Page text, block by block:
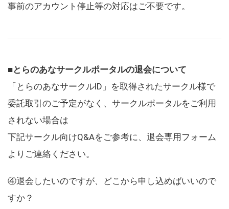
事前のアカウント停止等の対応はご不要です。
■とらのあなサークルポータルの退会について
「とらのあなサークルID」を取得されたサークル様で
委託取引のご予定がなく、サークルポータルをご利用
されない場合は
下記サークル向けQ&Aをご参考に、退会専用フォーム
よりご連絡ください。
④退会したいのですが、どこから申し込めばいいので
すか？